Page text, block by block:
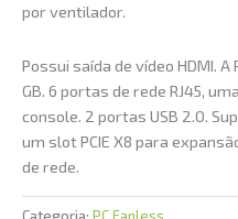
por ventilador.
Possui saída de vídeo HDMI.
GB. 6 portas de rede RJ45,
console. 2 portas USB 2.0.
um slot PCIE X8 para
de rede.